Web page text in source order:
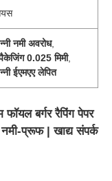
नमी अवरोध,
पैकेजिंग 0.025 मिमी,
ईएमएए लेपित
बर्गर रैपिंग पेपर
प्रूफ | खाद्य संपर्क